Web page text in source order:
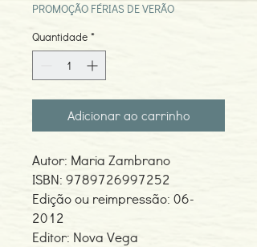
PROMOÇÃO FÉRIAS DE VERÃO
Quantidade *
Adicionar ao carrinho
Autor: Maria Zambrano
ISBN: 9789726997252
Edição ou reimpressão: 06-
2012
Editor: Nova Vega